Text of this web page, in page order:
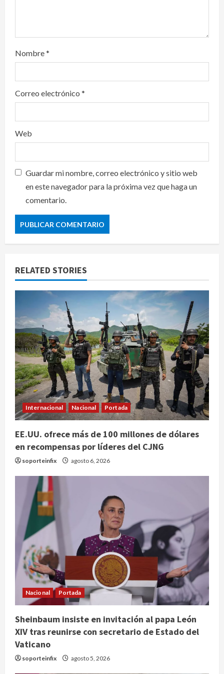
Nombre*
Correo electrónico *
Web
Guardar mi nombre, correo electrónico y sitio web
en este navegador para la próxima vez que haga un
comentario.
RELATED STORIES
Internacional Nacional Portada
EE.UU. ofrece más de 100 millones de dólares
en recompensas por líderes del CJNG
soporteinfix agosto 6, 2026
Nacional Portada
Sheinbaum insiste en invitación al papa León
XIV tras reunirse con secretario de Estado del
Vaticano
soporteinfix agosto 5, 2026
Internacional
Perez Hilton es hospitalizado tras
en Miami